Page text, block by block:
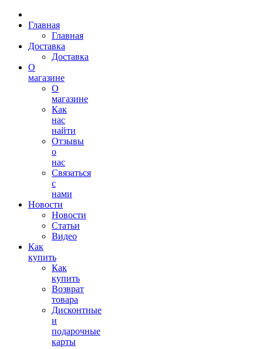
Главная
Главная
Доставка
Доставка
О
магазине
О
магазине
Как
нас
найти
Отзывы
о
нас
Связаться
с
нами
Новости
Новости
Статьи
Видео
Как
купить
Как
купить
Возврат
товара
Дисконтные
и
подарочные
карты